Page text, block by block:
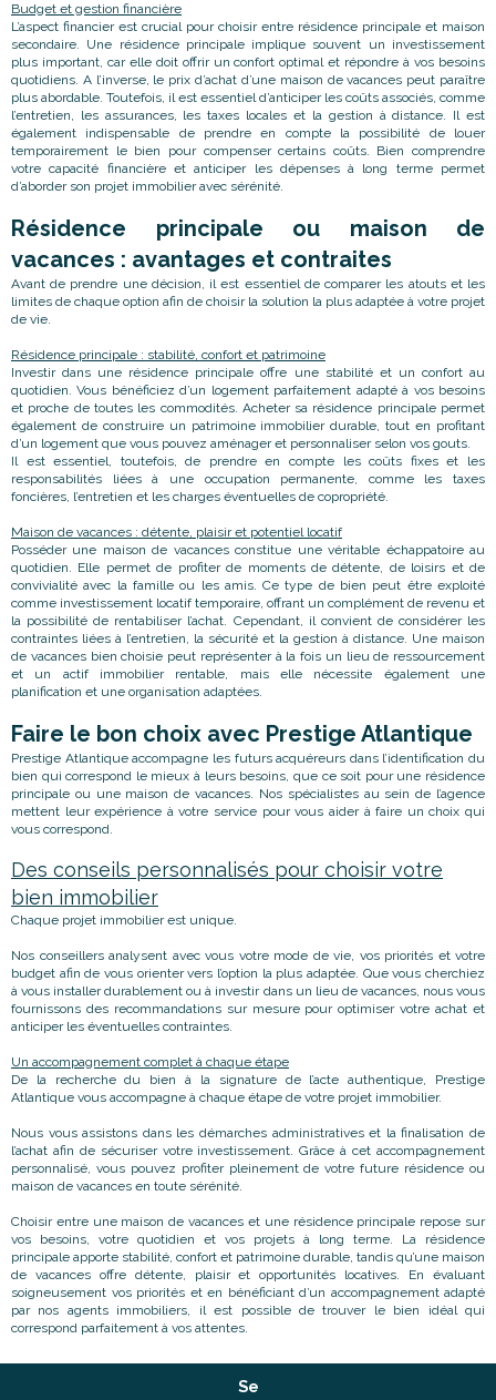
Budget et gestion financière
L’aspect financier est crucial pour choisir entre résidence principale et maison
secondaire. Une résidence principale implique souvent un investissement
plus important, car elle doit offrir un confort optimal et répondre à vos besoins
quotidiens. A l’inverse, le prix d’achat d’une maison de vacances peut paraître
plus abordable. Toutefois, il est essentiel d’anticiper les coûts associés, comme
l’entretien, les assurances, les taxes locales et la gestion à distance. Il est
également indispensable de prendre en compte la possibilité de louer
temporairement le bien pour compenser certains coûts. Bien comprendre
votre capacité financière et anticiper les dépenses à long terme permet
d’aborder son projet immobilier avec sérénité.
Résidence principale ou maison de
vacances : avantages et contraites
Avant de prendre une décision, il est essentiel de comparer les atouts et les
limites de chaque option afin de choisir la solution la plus adaptée à votre projet
de vie.
Résidence principale : stabilité, confort et patrimoine
Investir dans une résidence principale offre une stabilité et un confort au
quotidien. Vous bénéficiez d’un logement parfaitement adapté à vos besoins
et proche de toutes les commodités. Acheter sa résidence principale permet
également de construire un patrimoine immobilier durable, tout en profitant
d’un logement que vous pouvez aménager et personnaliser selon vos gouts.
Il est essentiel, toutefois, de prendre en compte les coûts fixes et les
responsabilités liées à une occupation permanente, comme les taxes
foncières, l’entretien et les charges éventuelles de copropriété.
Maison de vacances : détente, plaisir et potentiel locatif
Posséder une maison de vacances constitue une véritable échappatoire au
quotidien. Elle permet de profiter de moments de détente, de loisirs et de
convivialité avec la famille ou les amis. Ce type de bien peut être exploité
comme investissement locatif temporaire, offrant un complément de revenu et
la possibilité de rentabiliser l’achat. Cependant, il convient de considérer les
contraintes liées à l’entretien, la sécurité et la gestion à distance. Une maison
de vacances bien choisie peut représenter à la fois un lieu de ressourcement
et un actif immobilier rentable, mais elle nécessite également une
planification et une organisation adaptées.
Faire le bon choix avec Prestige Atlantique
Prestige Atlantique accompagne les futurs acquéreurs dans l’identification du
bien qui correspond le mieux à leurs besoins, que ce soit pour une résidence
principale ou une maison de vacances. Nos spécialistes au sein de l’agence
mettent leur expérience à votre service pour vous aider à faire un choix qui
vous correspond.
Des conseils personnalisés pour choisir votre
bien immobilier
Chaque projet immobilier est unique.
Nos conseillers analysent avec vous votre mode de vie, vos priorités et votre
budget afin de vous orienter vers l’option la plus adaptée. Que vous cherchiez
à vous installer durablement ou à investir dans un lieu de vacances, nous vous
fournissons des recommandations sur mesure pour optimiser votre achat et
anticiper les éventuelles contraintes.
Un accompagnement complet à chaque étape
De la recherche du bien à la signature de l’acte authentique, Prestige
Atlantique vous accompagne à chaque étape de votre projet immobilier.
Nous vous assistons dans les démarches administratives et la finalisation de
l’achat afin de sécuriser votre investissement. Grâce à cet accompagnement
personnalisé, vous pouvez profiter pleinement de votre future résidence ou
maison de vacances en toute sérénité.
Choisir entre une maison de vacances et une résidence principale repose sur
vos besoins, votre quotidien et vos projets à long terme. La résidence
principale apporte stabilité, confort et patrimoine durable, tandis qu’une maison
de vacances offre détente, plaisir et opportunités locatives. En évaluant
soigneusement vos priorités et en bénéficiant d’un accompagnement adapté
par nos agents immobiliers, il est possible de trouver le bien idéal qui
correspond parfaitement à vos attentes.
Se